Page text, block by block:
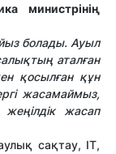
министрінің
болады. Ауыл
аталған
қосылған құн
жасамаймыз,
жасап
сақтау, IT,